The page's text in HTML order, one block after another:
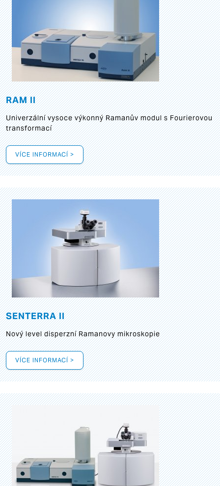
RAM II
Univerzální vysoce výkonný Ramanův modul s Fourierovou
transformací
VÍCE INFORMACÍ >
SENTERRA II
Nový level disperzní Ramanovy mikroskopie
VÍCE INFORMACÍ >